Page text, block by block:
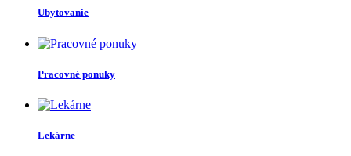
Ubytovanie
Pracovné ponuky
Lekárne